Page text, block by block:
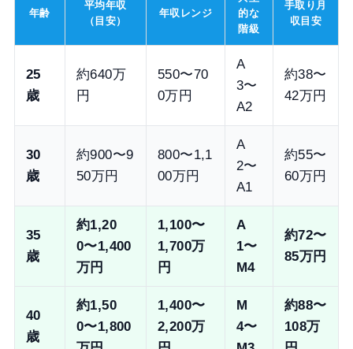
年齢
平均年収
（目安）
年収レンジ
的な
階級
手取り月
収目安
25
歳
約640万
円
550〜70
0万円
A
3〜
A2
約38〜
42万円
30
歳
約900〜9
50万円
800〜1,1
00万円
A
2〜
A1
約55〜
60万円
35
歳
約1,20
0〜1,400
万円
1,100〜
1,700万
円
A
1〜
M4
約72〜
85万円
40
歳
約1,50
0〜1,800
1,400〜
2,200万
M
4〜
約88〜
108万